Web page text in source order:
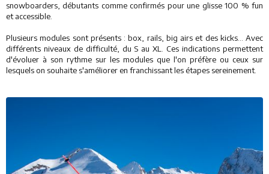
Hébergements
Activités
Restaurants
Services
snowboarders, débutants comme confirmés pour une glisse 100 % fun
et accessible.
Plusieurs modules sont présents : box, rails, big airs et des kicks... Avec
différents niveaux de difficulté, du S au XL. Ces indications permettent
d'évoluer à son rythme sur les modules que l'on préfère ou ceux sur
lesquels on souhaite s'améliorer en franchissant les étapes sereinement.